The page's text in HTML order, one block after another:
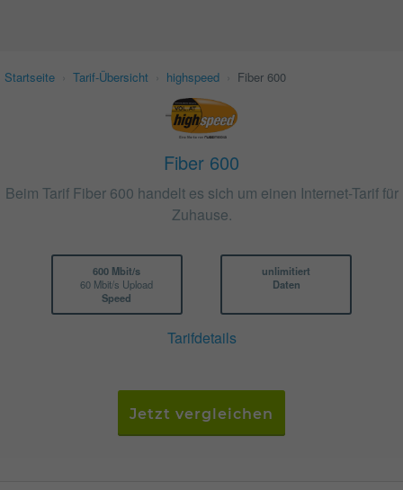
Startseite Tarif-Übersicht highspeed Fiber 600
Fiber 600
Beim Tarif Fiber 600 handelt es sich um einen Internet-Tarif für
Zuhause.
600 Mbit/s
60 Mbit/s Upload
Speed
unlimitiert
Daten
Tarifdetails
Jetzt vergleichen